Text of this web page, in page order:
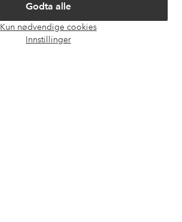
Godta alle
Kun nødvendige cookies
Innstillinger